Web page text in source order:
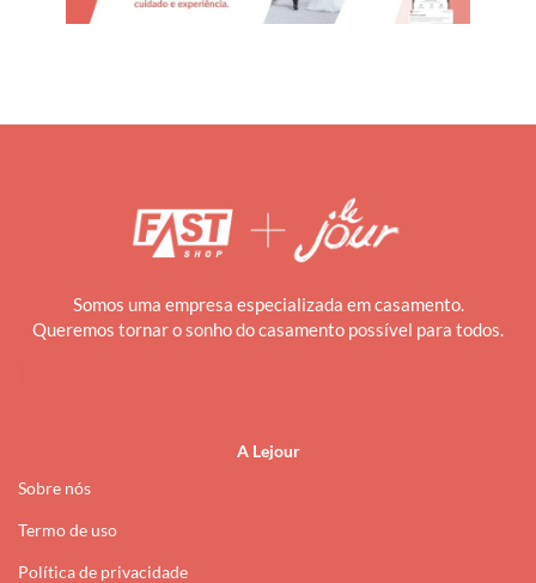
Somos uma empresa especializada em casamento.
Queremos tornar o sonho do casamento possível para todos.
A Lejour
Sobre nós
Termo de uso
Política de privacidade